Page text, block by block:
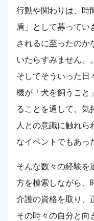
行動や関わりは、時
盾」として募ってい
されるに至ったのか
いたらすみません。
そしてそういった日
機が「犬を飼うこと
ることを通して、気
人との意識に触れら
なイベントでもあっ
そんな数々の経験を
方を模索しながら、
介護の資格を取り、
その時々の自分と向